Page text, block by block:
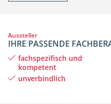
Aussteller
IHRE PASSENDE
fachspezifisch und
kompetent
unverbindlich